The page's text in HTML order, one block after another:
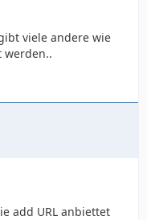
viele andere wie
werden..
add URL anbiettet